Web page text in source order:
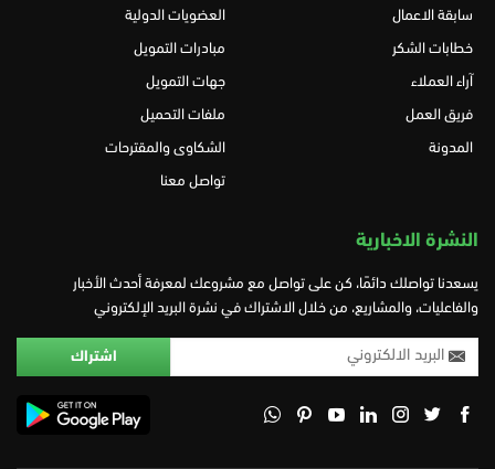
سابقة الاعمال
خطابات الشكر
آراء العملاء
فريق العمل
المدونة
العضويات الدولية
مبادرات التمويل
جهات التمويل
ملفات التحميل
الشكاوى والمقترحات
تواصل معنا
النشرة الاخبارية
يسعدنا تواصلك دائمًا، كن على تواصل مع مشروعك لمعرفة أحدث الأخبار
والفاعليات، والمشاريع، من خلال الاشتراك في نشرة البريد الإلكتروني